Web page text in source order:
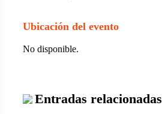
Ubicación del evento
No disponible.
Entradas relacionadas